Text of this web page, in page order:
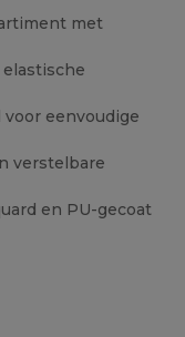
met
voor eenvoudige
verstelbare
en PU-gecoat